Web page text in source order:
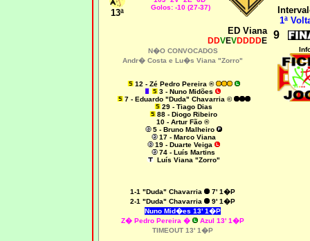
13ª
Golos: -10 (27-37)
1ª
ED Viana
DDVEVDDDDE 9
N�O CONVOCADOS
Andr� Costa e Lu�s Viana "Zorro"
12 - Zé Pedro Pereira ®
3 - Nuno Midões
7 - Eduardo "Duda" Chavarria ©
29 - Tiago Dias
88 - Diogo Ribeiro
10 - Artur Fão ®
5 - Bruno Malheiro
17 - Marco Viana
19 - Duarte Veiga
74 - Luís Martins
Luís Viana "Zorro"
1-1 "Duda" Chavarria
7' 1�P
2-1 "Duda" Chavarria
9' 1�P
Nuno Mid�es 13' 1�P
Z� Pedro Pereira �
Azul 13' 1�P
TIMEOUT 13' 1�P